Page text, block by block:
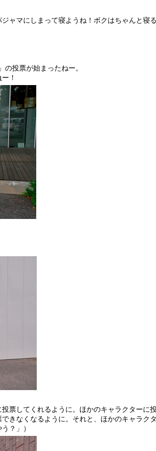
ャマにしまって寝ようね！ボクはちゃんと寝
」の投票が始まったねー。
！
票してくれるように。ほかのキャラクターに
きなくなるように。それと、ほかのキャラク
？」）